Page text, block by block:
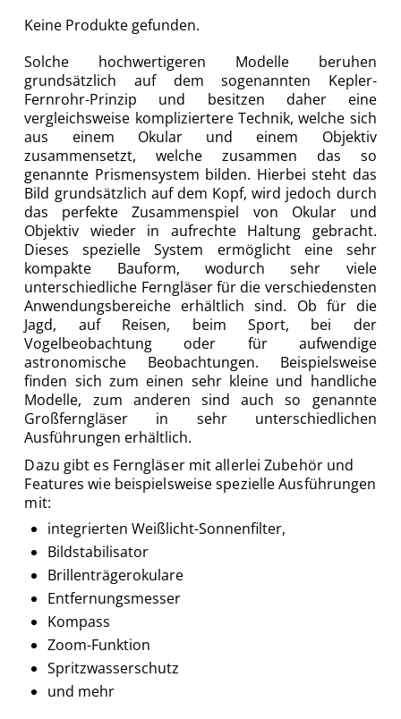
Keine Produkte gefunden.
Solche hochwertigeren Modelle beruhen
grundsätzlich auf dem sogenannten Kepler-
Fernrohr-Prinzip und besitzen daher eine
vergleichsweise kompliziertere Technik, welche sich
aus einem Okular und einem Objektiv
zusammensetzt, welche zusammen das so
genannte Prismensystem bilden. Hierbei steht das
Bild grundsätzlich auf dem Kopf, wird jedoch durch
das perfekte Zusammenspiel von Okular und
Objektiv wieder in aufrechte Haltung gebracht.
Dieses spezielle System ermöglicht eine sehr
kompakte Bauform, wodurch sehr viele
unterschiedliche Ferngläser für die verschiedensten
Anwendungsbereiche erhältlich sind. Ob für die
Jagd, auf Reisen, beim Sport, bei der
Vogelbeobachtung oder für aufwendige
astronomische Beobachtungen. Beispielsweise
finden sich zum einen sehr kleine und handliche
Modelle, zum anderen sind auch so genannte
Großferngläser in sehr unterschiedlichen
Ausführungen erhältlich.
Dazu gibt es Ferngläser mit allerlei Zubehör und
Features wie beispielsweise spezielle Ausführungen
mit:
integrierten Weißlicht-Sonnenfilter,
Bildstabilisator
Brillenträgerokulare
Entfernungsmesser
Kompass
Zoom-Funktion
Spritzwasserschutz
und mehr